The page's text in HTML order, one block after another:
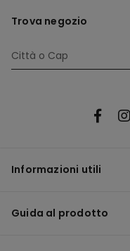
Trova negozio
Informazioni utili
Guida al prodotto